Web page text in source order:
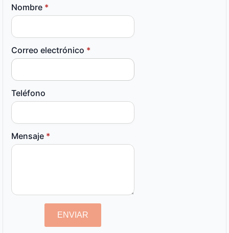
Nombre *
Correo electrónico *
Teléfono
Mensaje *
ENVIAR